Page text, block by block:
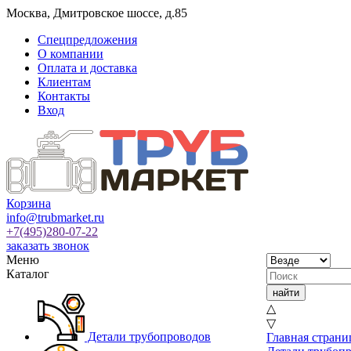
Москва, Дмитровское шоссе, д.85
Спецпредложения
О компании
Оплата и доставка
Клиентам
Контакты
Вход
Корзина
info@trubmarket.ru
+7(495)280-07-22
заказать звонок
Меню
Каталог
Детали трубопроводов
△
▽
Главная